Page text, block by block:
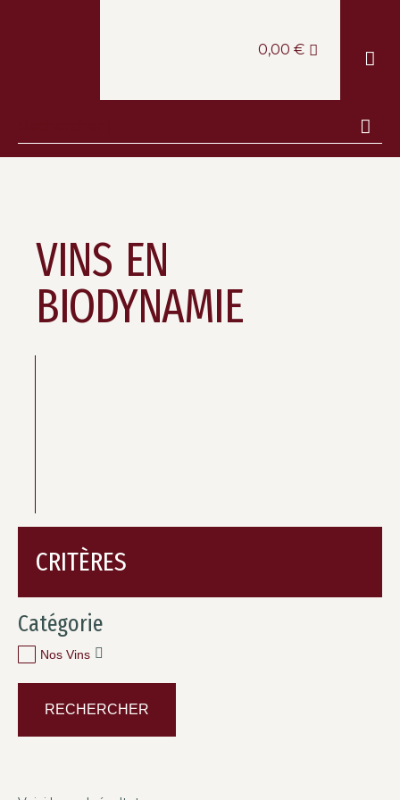
0,00 €
VINS EN
BIODYNAMIE
CRITÈRES
Catégorie
Nos Vins
RECHERCHER